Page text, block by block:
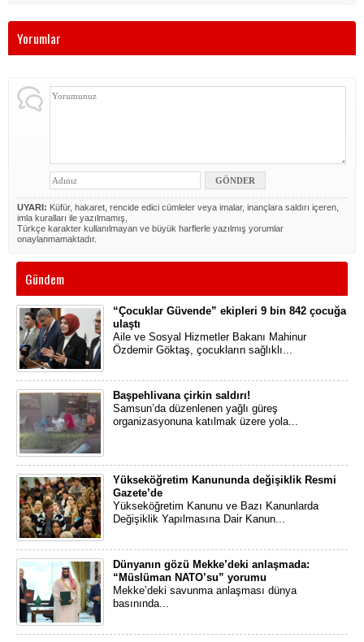
Yorumlar
UYARI: Küfür, hakaret, rencide edici cümleler veya imalar, inançlara saldırı içeren,
imla kuralları ile yazılmamış,
Türkçe karakter kullanılmayan ve büyük harflerle yazılmış yorumlar
onaylanmamaktadır.
Gündem
“Çocuklar Güvende” ekipleri 9 bin 842 çocuğa
ulaştı
Aile ve Sosyal Hizmetler Bakanı Mahinur
Özdemir Göktaş, çocukların sağlıklı...
Başpehlivana çirkin saldırı!
Samsun’da düzenlenen yağlı güreş
organizasyonuna katılmak üzere yola...
Yükseköğretim Kanununda değişiklik Resmi
Gazete’de
Yükseköğretim Kanunu ve Bazı Kanunlarda
Değişiklik Yapılmasına Dair Kanun...
Dünyanın gözü Mekke’deki anlaşmada:
“Müslüman NATO’su” yorumu
Mekke’deki savunma anlaşması dünya
basınında...